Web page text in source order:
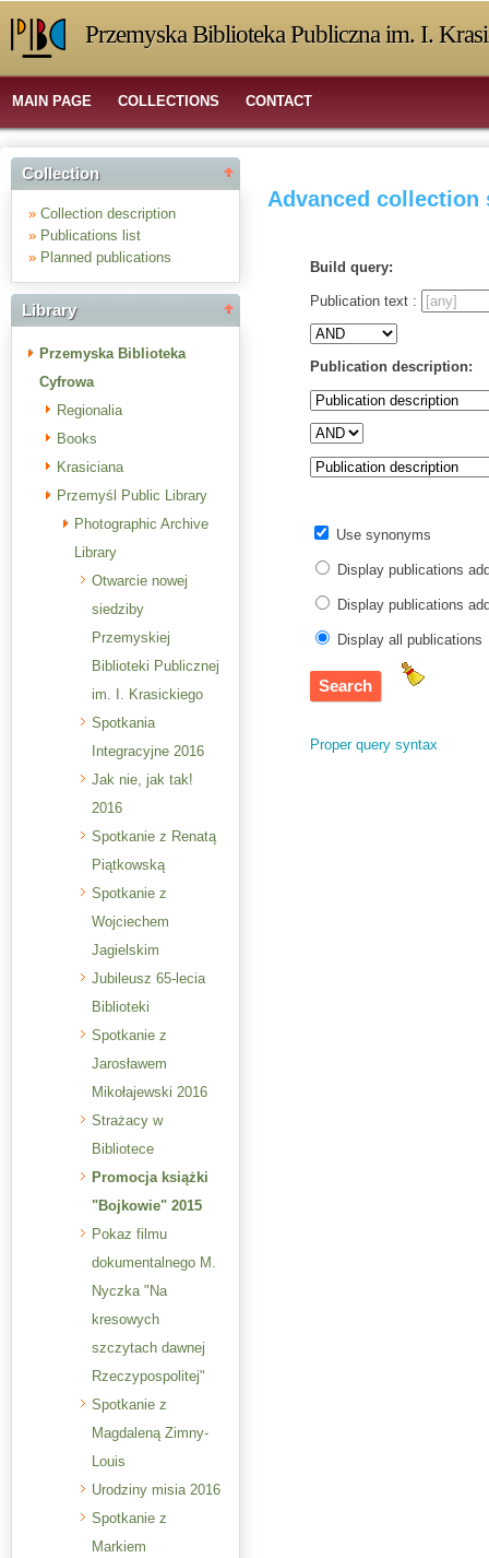
Przemyska Biblioteka Publiczna im. I.
MAIN PAGE COLLECTIONS CONTACT
Collection
» Collection description
» Publications list
» Planned publications
Library
Przemyska Biblioteka
Cyfrowa
Regionalia
Books
Krasiciana
Przemyśl Public Library
Photographic Archive
Library
Otwarcie nowej
siedziby
Przemyskiej
Biblioteki Publicznej
im. I. Krasickiego
Spotkania
Integracyjne 2016
Jak nie, jak tak!
2016
Spotkanie z Renatą
Piątkowską
Spotkanie z
Wojciechem
Jagielskim
Jubileusz 65-lecia
Biblioteki
Spotkanie z
Jarosławem
Mikołajewski 2016
Strażacy w
Bibliotece
Promocja książki
"Bojkowie" 2015
Pokaz filmu
dokumentalnego M.
Nyczka "Na
kresowych
szczytach dawnej
Rzeczypospolitej"
Spotkanie z
Magdaleną Zimny-
Louis
Urodziny misia 2016
Spotkanie z
Markiem
Advanced collection
Build query:
Publication text :
Publication description:
Use synonyms
Display publications
Display publications
Display all publications
Proper query syntax